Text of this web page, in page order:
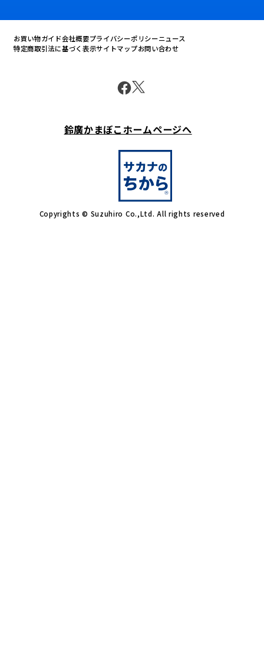
お買い物ガイド会社概要プライバシーポリシーニュース
特定商取引法に基づく表示サイトマップお問い合わせ
鈴廣かまぼこホームページへ
Copyrights © Suzuhiro Co.,Ltd. All rights reserved